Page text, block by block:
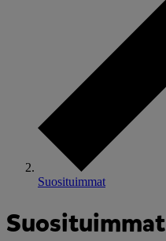
Suosituimmat
Suosituimmat